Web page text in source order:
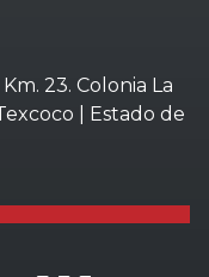
23. Colonia La
| Estado de